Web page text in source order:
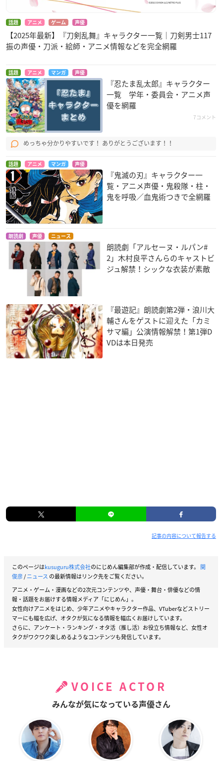
話題 アニメ ゲーム 声優
【2025年最新】『刀剣乱舞』キャラクター一覧｜刀剣男士117
振の声優・刀派・絵師・アニメ情報などを完全網羅
話題 アニメ マンガ 声優
『忍たま乱太郎』キャラクター
一覧 学年・委員会・アニメ声
優を網羅
7コメント
めっちゃ分かりやすいです！ ありがとうございます！！
話題 アニメ マンガ 声優
『鬼滅の刃』キャラクター一
覧・アニメ声優・鬼殺隊・柱・
鬼を呼吸／血鬼術つきで全網羅
朗読劇 声優 ニュース
朗読劇「アルセーヌ・ルパン#
2」木村良平さんらのキャストビ
ジュ解禁！シックな衣装が素敵
『最遊記』朗読劇第2弾・浪川大
輔さんをゲストに迎えた「カミ
サマ編」公演情報解禁！第1弾D
VDは本日発売
記事の内容について報告する
このページはkusuguru株式会社のにじめん編集部が作成・配信しています。 関
俊彦/ニュース の最新情報はリンク先をご覧ください。
アニメ・ゲーム・漫画などの2次元コンテンツや、声優・舞台・俳優などの情
報・話題をお届けする情報メディア「にじめん」。
女性向けアニメをはじめ、少年アニメやキャラクター作品、VTuberなどストリー
マーにも幅を広げ、オタクが気になる情報を幅広くお届けしています。
さらに、アンケート・ランキング・オタ活（推し活）お役立ち情報など、女性オ
タクがワクワク楽しめるようなコンテンツも発信しています。
VOICE ACTOR
みんなが気になっている声優さん